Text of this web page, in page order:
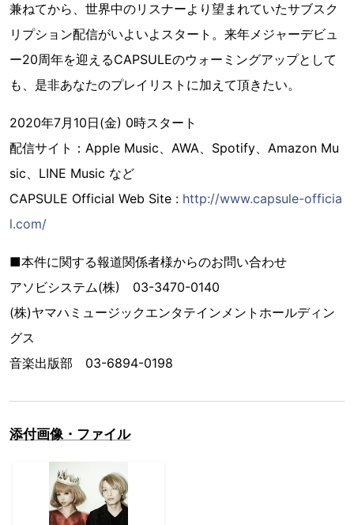
兼ねてから、世界中のリスナーより望まれていたサブスク
リプション配信がいよいよスタート。来年メジャーデビュ
ー20周年を迎えるCAPSULEのウォーミングアップとして
も、是非あなたのプレイリストに加えて頂きたい。
2020年7月10日(金) 0時スタート
配信サイト：Apple Music、AWA、Spotify、Amazon Mu
sic、LINE Music など
CAPSULE Official Web Site : http://www.capsule-officia
l.com/
■本件に関する報道関係者様からのお問い合わせ
アソビシステム(株) 03-3470-0140
(株)ヤマハミュージックエンタテインメントホールディン
グス
音楽出版部 03-6894-0198
添付画像・ファイル